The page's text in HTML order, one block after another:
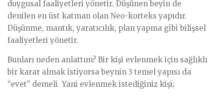
duygusal faaliyetleri yönetir. Düşünen beyin de
denilen en üst katman olan Neo-korteks yapıdır.
Düşünme, mantık, yaratıcılık, plan yapma gibi bilişsel
faaliyetleri yönetir.
Bunları neden anlattım? Bir kişi evlenmek için sağlıklı
bir karar almak istiyorsa beynin 3 temel yapısı da
“evet” demeli. Yani evlenmek istediğiniz kişi;